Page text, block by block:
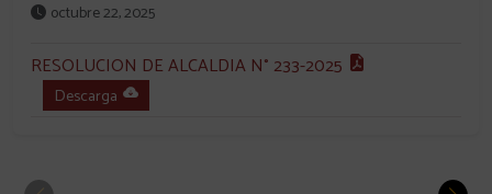
octubre 22, 2025
RESOLUCION DE ALCALDIA N° 233-2025
Descarga